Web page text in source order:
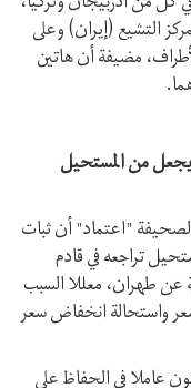
التشيع (إيران) وعلى
مضيفة أن هاتين
من المستحيل
"اعتماد" أن ثبات
تراجعه في قادم
عن طهران، معللا السبب
واستحالة انخفاض سعر